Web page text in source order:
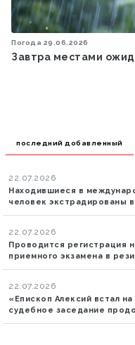
Политика 18.10.2025
Первый вице-
последний добавленный
22.07.2026
Находившиеся в
человек экстрадированы
22.07.2026
Проводится регистрация
приемного экзамена в
22.07.2026
«Епископ Алексий встал
судебное заседание